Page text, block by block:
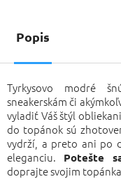
Popis
Tyrkysovo modré
sneakerskám či
vyladiť Váš štýl
do topánok sú
vydrží, a preto ani po
eleganciu. Potešte
doprajte svojim